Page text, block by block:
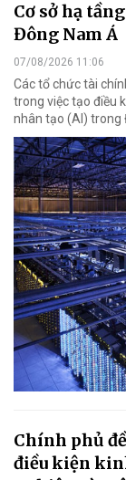
Cơ sở hạ
Đông Nam Á
07/08/2026 11:06
Các tổ chức tài
trong việc tạo điều
nhân tạo (AI) trong
Chính phủ
điều kiện